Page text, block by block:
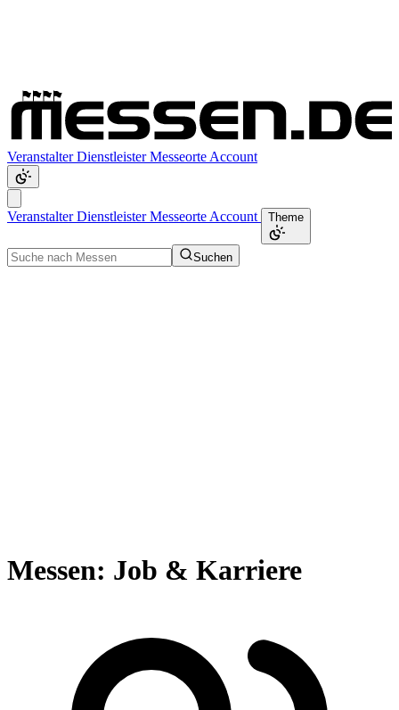
VeranstalterDienstleisterMesseorte Account
VeranstalterDienstleisterMesseorte Account Theme
Suchen
Messen: Job & Karriere